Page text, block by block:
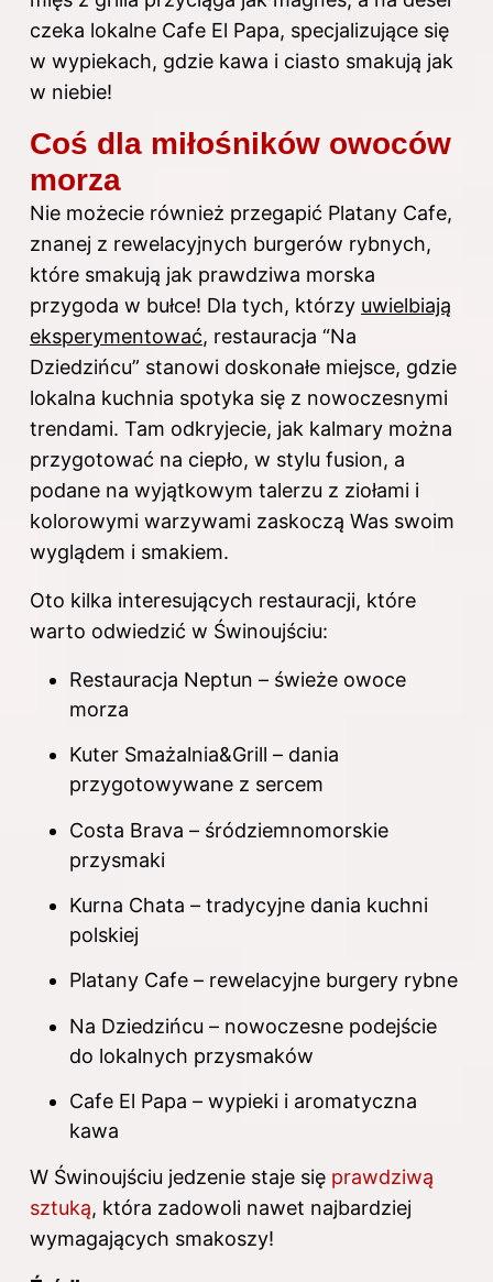
czeka lokalne Cafe El Papa, specjalizujące się
w wypiekach, gdzie kawa i ciasto smakują jak
w niebie!
Coś dla miłośników owoców
morza
Nie możecie również przegapić Platany Cafe,
znanej z rewelacyjnych burgerów rybnych,
które smakują jak prawdziwa morska
przygoda w bułce! Dla tych, którzy uwielbiają
eksperymentować, restauracja “Na
Dziedzińcu” stanowi doskonałe miejsce, gdzie
lokalna kuchnia spotyka się z nowoczesnymi
trendami. Tam odkryjecie, jak kalmary można
przygotować na ciepło, w stylu fusion, a
podane na wyjątkowym talerzu z ziołami i
kolorowymi warzywami zaskoczą Was swoim
wyglądem i smakiem.
Oto kilka interesujących restauracji, które
warto odwiedzić w Świnoujściu:
Restauracja Neptun – świeże owoce
morza
Kuter Smażalnia&Grill – dania
przygotowywane z sercem
Costa Brava – śródziemnomorskie
przysmaki
Kurna Chata – tradycyjne dania kuchni
polskiej
Platany Cafe – rewelacyjne burgery rybne
Na Dziedzińcu – nowoczesne podejście
do lokalnych przysmaków
Cafe El Papa – wypieki i aromatyczna
kawa
W Świnoujściu jedzenie staje się prawdziwą
sztuką, która zadowoli nawet najbardziej
wymagających smakoszy!